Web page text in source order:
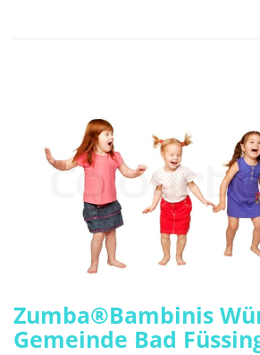
Zumba®Bambinis
Gemeinde Bad